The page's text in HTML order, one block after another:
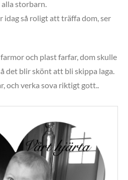
storbarn.
idag så roligt att träffa dom, ser
farmor och plast farfar, dom skulle
det blir skönt att bli skippa laga.
och verka sova riktigt gott..